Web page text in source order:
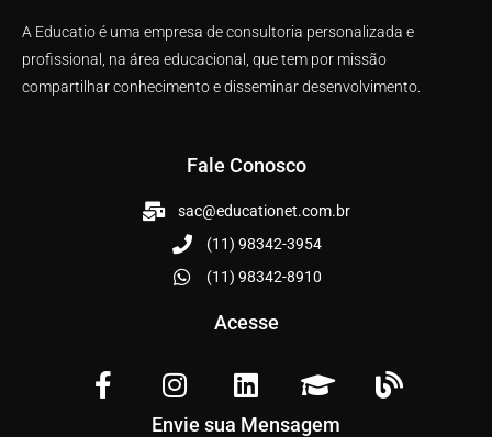
A Educatio é uma empresa de consultoria personalizada e
profissional, na área educacional, que tem por missão
compartilhar conhecimento e disseminar desenvolvimento.
Fale Conosco
sac@educationet.com.br
(11) 98342-3954
(11) 98342-8910
Acesse
Envie sua Mensagem